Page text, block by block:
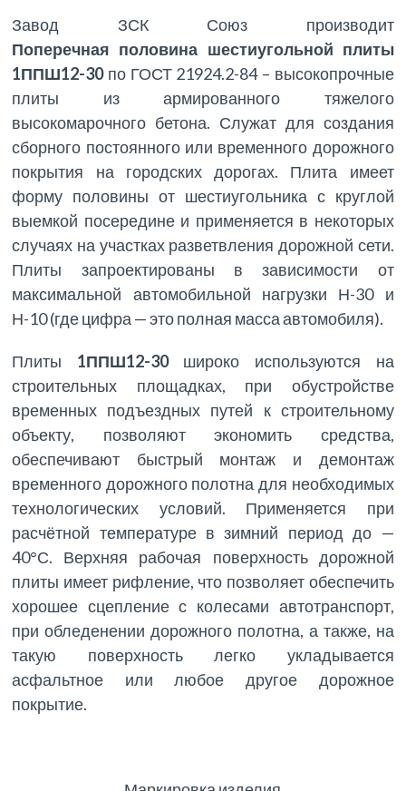
Завод ЗСК Союз производит
Поперечная половина шестиугольной плиты
1ППШ12-30по ГОСТ 21924.2-84 – высокопрочные
плиты из армированного тяжелого
высокомарочного бетона. Служат для создания
сборного постоянного или временного дорожного
покрытия на городских дорогах. Плита имеет
форму половины от шестиугольника с круглой
выемкой посередине и применяется в некоторых
случаях на участках разветвления дорожной сети.
Плиты запроектированы в зависимости от
максимальной автомобильной нагрузки Н-30 и
Н-10 (где цифра — это полная масса автомобиля).
Плиты 1ППШ12-30широко используются на
строительных площадках, при обустройстве
временных подъездных путей к строительному
объекту, позволяют экономить средства,
обеспечивают быстрый монтаж и демонтаж
временного дорожного полотна для необходимых
технологических условий. Применяется при
расчётной температуре в зимний период до —
40°С. Верхняя рабочая поверхность дорожной
плиты имеет рифление, что позволяет обеспечить
хорошее сцепление с колесами автотранспорт,
при обледенении дорожного полотна, а также, на
такую поверхность легко укладывается
асфальтное или любое другое дорожное
покрытие.